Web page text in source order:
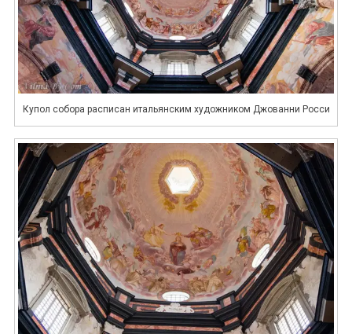
Купол собора расписан итальянским художником Джованни Росси